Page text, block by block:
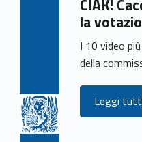
CIAK!
la
I 10 video
della
Leggi